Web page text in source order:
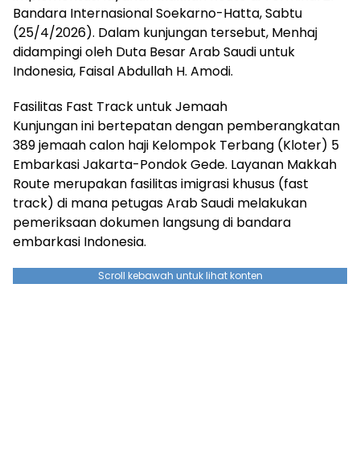
Bandara Internasional Soekarno-Hatta, Sabtu
(25/4/2026). Dalam kunjungan tersebut, Menhaj
didampingi oleh Duta Besar Arab Saudi untuk
Indonesia, Faisal Abdullah H. Amodi.
Fasilitas Fast Track untuk Jemaah
Kunjungan ini bertepatan dengan pemberangkatan
389 jemaah calon haji Kelompok Terbang (Kloter) 5
Embarkasi Jakarta-Pondok Gede. Layanan Makkah
Route merupakan fasilitas imigrasi khusus (fast
track) di mana petugas Arab Saudi melakukan
pemeriksaan dokumen langsung di bandara
embarkasi Indonesia.
Scroll kebawah untuk lihat konten